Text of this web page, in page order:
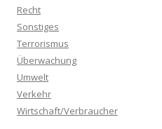
Recht
Sonstiges
Terrorismus
Überwachung
Umwelt
Verkehr
Wirtschaft/Verbraucher